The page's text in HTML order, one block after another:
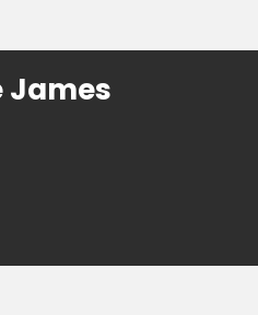
James